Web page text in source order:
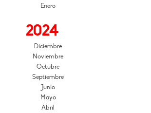
Enero
2024
Diciembre
Noviembre
Octubre
Septiembre
Junio
Mayo
Abril